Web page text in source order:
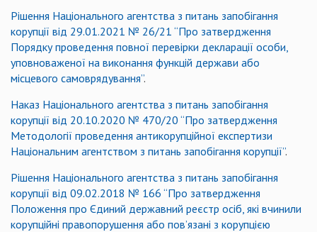
Рішення Національного агентства з питань запобігання
корупції від 29.01.2021 № 26/21 “Про затвердження
Порядку проведення повної перевірки декларації особи,
уповноваженої на виконання функцій держави або
місцевого самоврядування”.
Наказ Національного агентства з питань запобігання
корупції від 20.10.2020 № 470/20 “Про затвердження
Методології проведення антикорупційної експертизи
Національним агентством з питань запобігання корупції”.
Рішення Національного агентства з питань запобігання
корупції від 09.02.2018 № 166 “Про затвердження
Положення про Єдиний державний реєстр осіб, які вчинили
корупційні правопорушення або пов’язані з корупцією